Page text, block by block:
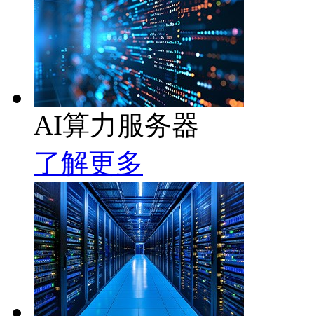
AI算力服务器
了解更多